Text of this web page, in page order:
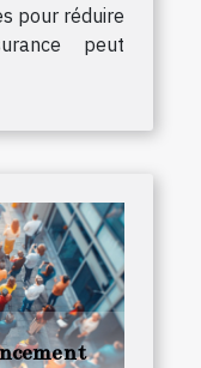
pour réduire
peut